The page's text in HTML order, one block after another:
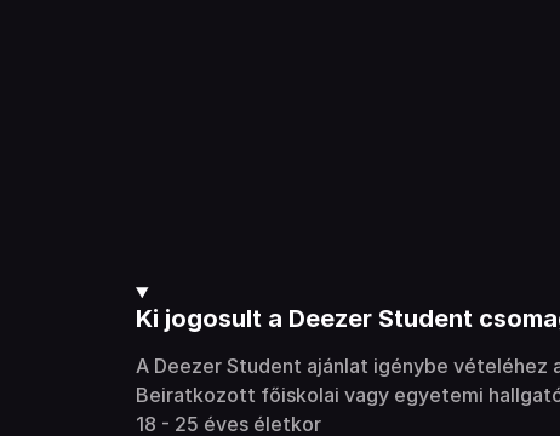
Ki jogosult a Deezer Student
A Deezer Student ajánlat igénybe
Beiratkozott főiskolai vagy egyetemi
18 - 25 éves életkor